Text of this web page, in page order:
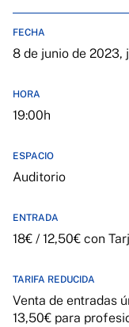
FECHA
8 de junio de 2023,
HORA
19:00h
ESPACIO
Auditorio
ENTRADA
18€ / 12,50€ con
TARIFA REDUCIDA
Venta de entradas
13,50€ para